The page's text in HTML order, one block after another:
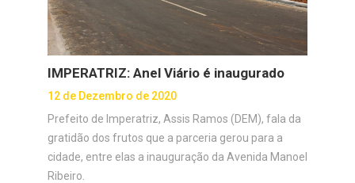
IMPERATRIZ: Anel Viário é inaugurado
12 de Dezembro de 2020
Prefeito de Imperatriz, Assis Ramos (DEM), fala da
gratidão dos frutos que a parceria gerou para a
cidade, entre elas a inauguração da Avenida Manoel
Ribeiro.